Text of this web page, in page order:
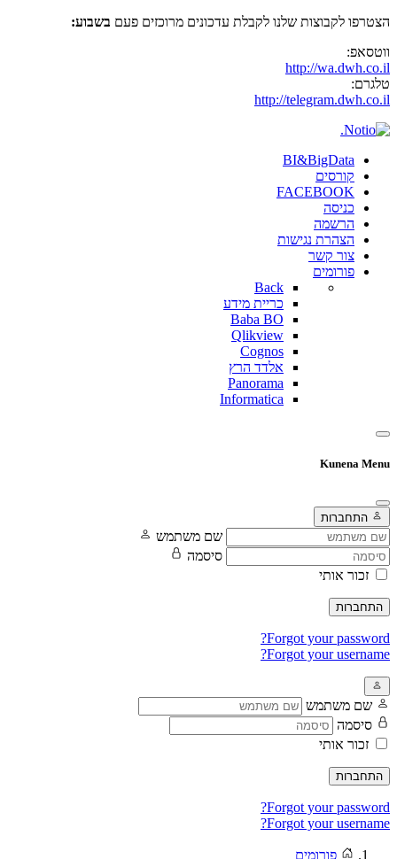
לקבוצות שלנו לקבלת עדכונים מרוכזים פעםבשבוע:
http://
http://
BI&BigData
קורסים
FACEBOOK
כניסה
הרשמה
הצהרת נגישות
צור קשר
פורומים
Back
כריית מידע
Baba BO
Qlikview
Cognos
אלדד הרץ
Panorama
Informatica
Kunena
התחברות
שם משתמש
סיסמה
זכור אותי
Forgot your
Forgot your
שם משתמש
סיסמה
זכור אותי
Forgot your
Forgot your
פורומים